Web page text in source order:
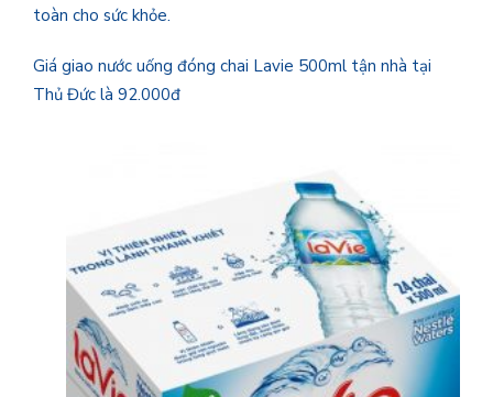
toàn cho sức khỏe.
Giá giao nước uống đóng chai Lavie 500ml tận nhà tại
Thủ Đức là 92.000đ